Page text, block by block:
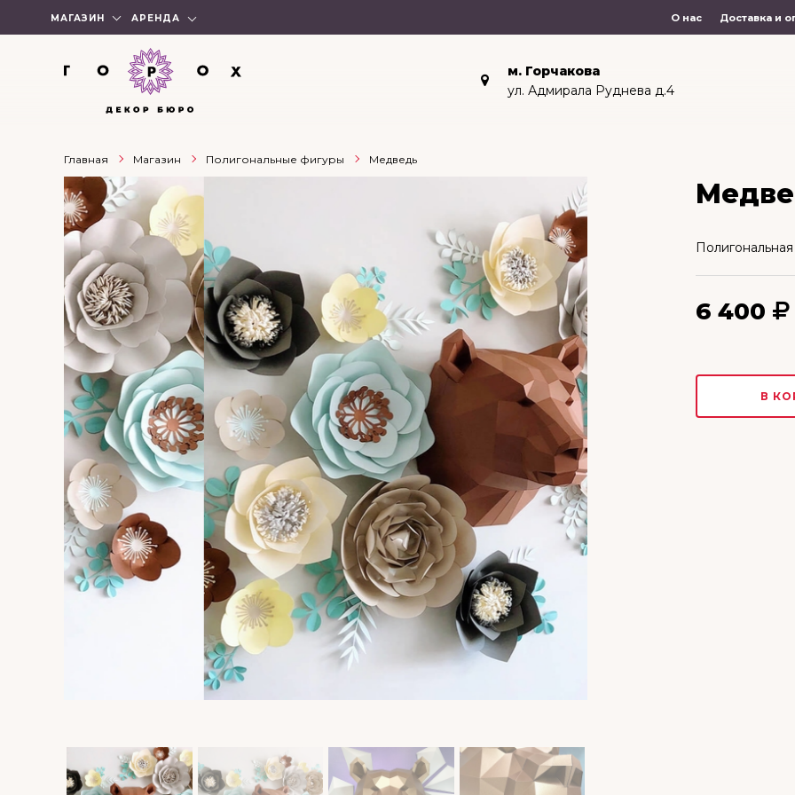
МАГАЗИН АРЕНДА О нас Доставка и
м. Горчакова
ул. Адмирала Руднева д.4
Главная Магазин Полигональные фигуры Медведь
6 400
В